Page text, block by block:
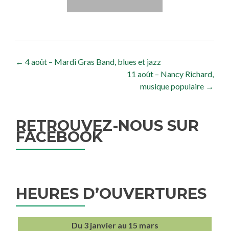
Navigation de l’article
← 4 août – Mardi Gras Band, blues et jazz
11 août – Nancy Richard,
musique populaire →
RETROUVEZ-NOUS SUR
FACEBOOK
HEURES D’OUVERTURES
Du 3 janvier au 15 mars